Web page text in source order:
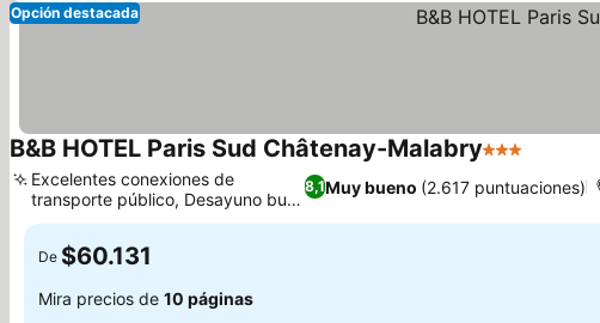
Opción destacada
B&B HOTEL Paris Sud Châtenay-Malabry3 Estrellas
8,1Muy bueno (2.617 puntuaciones)
Excelentes conexiones de
transporte público, Desayuno bufé
abundante
De $60.131
Mira precios de 10 páginas